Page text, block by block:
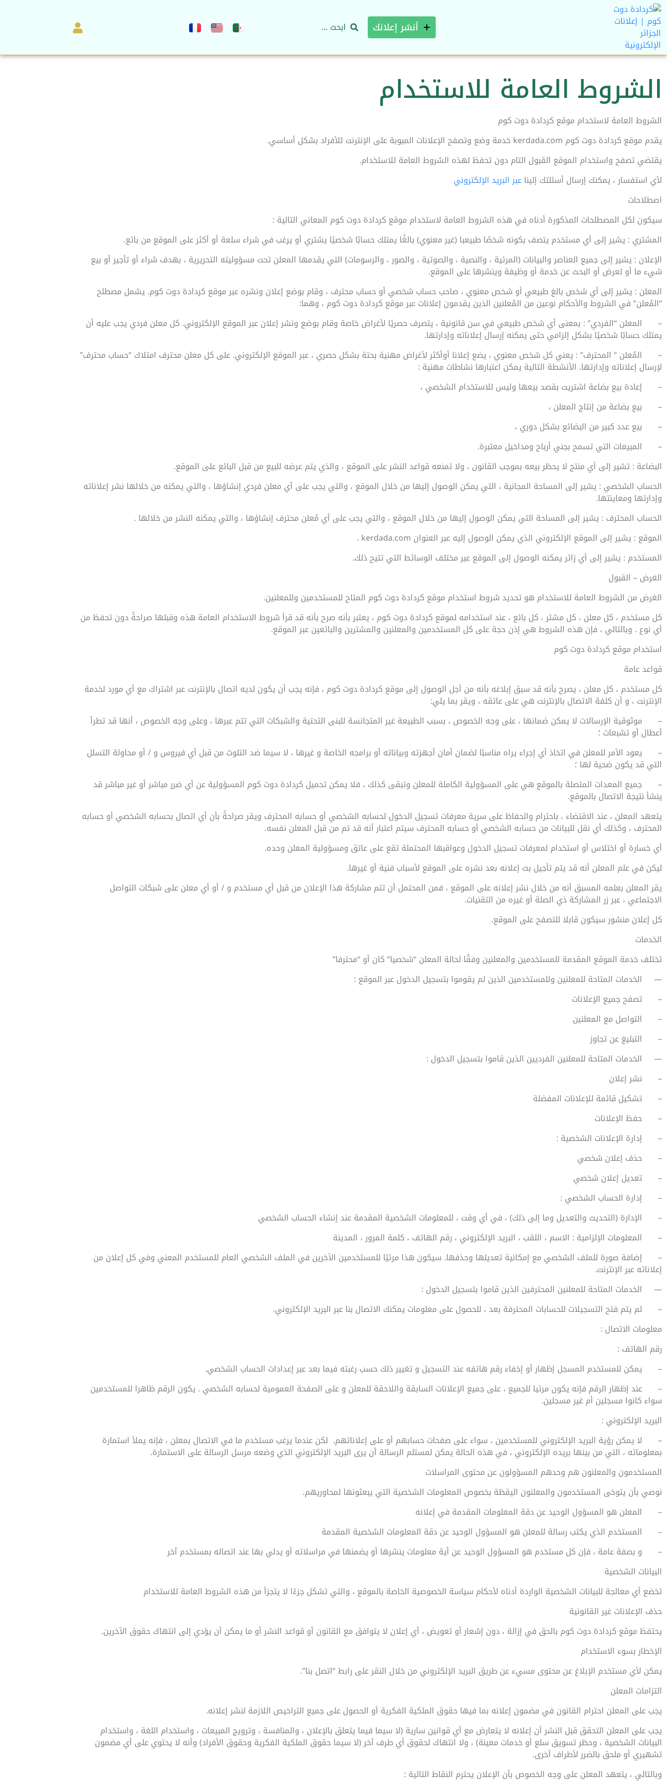
أنشر إعلانك
الشروط العامة للاستخدام
الشروط العامة لاستخدام موقع كردادة دوت كوم
يقدم موقع كردادة دوت كوم kerdada.com خدمة وضع وتصفح الإعلانات المبوبة على الإنترنت للأفراد بشكل أساسي.
يقتضي تصفح واستخدام الموقع القبول التام دون تحفظ لهذه الشروط العامة للاستخدام.
لأي استفسار ، يمكنك إرسال أسئلتك إليناعبر البريد الإلكتروني
اصطلاحات
سيكون لكل المصطلحات المذكورة أدناه في هذه الشروط العامة لاستخدام موقع كردادة دوت كوم المعاني التالية :
المشتري : يشير إلى أي مستخدم يتصف بكونه شخصًا طبيعبا (غير معنوي) بالغًا يمتلك حسابًا شخصيًا يشتري أو يرغب في شراء سلعة أو أكثر على الموقع من بائع.
الإعلان : يشير إلى جميع العناصر والبيانات (المرئية ، والنصية ، والصوتية ، والصور ، والرسومات) التي يقدمها المعلن تحت مسؤوليته التحريرية ، بهدف شراء أو تأجير أو بيع
شيء ما أو لعرض أو البحث عن خدمة أو وظيفة وينشرها على الموقع.
المعلن : يشير إلى أي شخص بالغ طبيعي أو شخص معنوي ، صاحب حساب شخصي أو حساب محترف ، وقام بوضع إعلان ونشره عبر موقع كردادة دوت كوم. يشمل مصطلح
“المُعلن” في الشروط والأحكام نوعين من المُعلنين الذين يقدمون إعلانات عبر موقع كردادة دوت كوم ، وهما:
–
المعلن “الفردي” : بمعنى أي شخص طبيعي في سن قانونية ، يتصرف حصريًا لأغراض خاصة وقام بوضع ونشر إعلان عبر الموقع الإلكتروني. كل معلن فردي يجب عليه أن
يمتلك حسابًا شخصيًا بشكل إلزامي حتى يمكنه إرسال إعلاناته وإدارتها.
–
المُعلن ” المحترف” : يعني كل شخص معنوي ، يضع إعلانا أوأكثر لأغراض مهنية بحتة بشكل حصري ، عبر الموقع الإلكتروني. على كل معلن محترف امتلاك “حساب محترف”
لإرسال إعلاناته وإدارتها. الأنشطة التالية يمكن اعتبارها نشاطات مهنية :
–
إعادة بيع بضاعة اشتريت بقصد بيعها وليس للاستخدام الشخصي ،
–
بيع بضاعة من إنتاج المعلن ،
–
بيع عدد كبير من البضائع بشكل دوري ،
–
المبيعات التي تسمح بجني أرباح ومداخيل معتبرة.
البضاعة : تشير إلى أي منتج لا يحظر بيعه بموجب القانون ، ولا تمنعه قواعد النشر على الموقع ، والذي يتم عرضه للبيع من قبل البائع على الموقع.
الحساب الشخصي : يشير إلى المساحة المجانية ، التي يمكن الوصول إليها من خلال الموقع ، والتي يجب على أي معلن فردي إنشاؤها ، والتي يمكنه من خلالها نشر إعلاناته
وإدارتها ومعاينتها.
الحساب المحترف : يشير إلى المساحة التي يمكن الوصول إليها من خلال الموقع ، والتي يجب على أي مُعلن محترف إنشاؤها ، والتي يمكنه النشر من خلالها .
الموقع : يشير إلى الموقع الإلكتروني الذي يمكن الوصول إليه عبر العنوان kerdada.com .
المستخدم : يشير إلى أي زائر يمكنه الوصول إلى الموقع عبر مختلف الوسائط التي تتيح ذلك.
الغرض – القبول
الغرض من الشروط العامة للاستخدام هو تحديد شروط استخدام موقع كردادة دوت كوم المتاح للمستخدمين وللمعلنين.
كل مستخدم ، كل معلن ، كل مشتر ، كل بائع ، عند استخدامه لموقع كردادة دوت كوم ، يعتبر بأنه صرح بأنه قد قرأ شروط الاستخدام العامة هذه وقبلها صراحةً دون تحفظ من
أي نوع . وبالتالي ، فإن هذه الشروط هي إذن حجة على كل المستخدمين والمعلنين والمشترين والبائعين عبر الموقع.
استخدام موقع كردادة دوت كوم
قواعد عامة
كل مستخدم ، كل معلن ، يصرح بأنه قد سبق إبلاغه بأنه من أجل الوصول إلى موقع كردادة دوت كوم ، فإنه يجب أن يكون لديه اتصال بالإنترنت عبر اشتراك مع أي مورد لخدمة
الإنترنت ، و أن كلفة الاتصال بالإنترنت هي على عاتقه ، ويقر بما يلي:
–
موثوقية الإرسالات لا يمكن ضمانها ، على وجه الخصوص ، بسبب الطبيعة غير المتجانسة للبنى التحتية والشبكات التي تتم عبرها ، وعلى وجه الخصوص ، أنها قد تطرأ
أعطال أو تشبعات ؛
–
يعود الأمر للمعلن في اتخاذ أي إجراء يراه مناسبًا لضمان أمان أجهزته وبياناته أو برامجه الخاصة و غيرها ، لا سيما ضد التلوث من قبل أي فيروس و / أو محاولة التسلل
التي قد يكون ضحية لها ؛
–
جميع المعدات المتصلة بالموقع هي على المسؤولية الكاملة للمعلن وتبقى كذلك ، فلا يمكن تحميل كردادة دوت كوم المسؤولية عن أي ضرر مباشر أو غير مباشر قد
ينشأ نتيجة الاتصال بالموقع.
يتعهد المعلن ، عند الاقتضاء ، باحترام والحفاظ على سرية معرفات تسجيل الدخول لحسابه الشخصي أو حسابه المحترف ويقر صراحةً بأن أي اتصال بحسابه الشخصي أو حسابه
المحترف ، وكذلك أي نقل للبيانات من حسابه الشخصي أو حسابه المحترف سيتم اعتبار أنه قد تم من قبل المعلن نفسه.
أي خسارة أو اختلاس أو استخدام لمعرفات تسجيل الدخول وعواقبها المحتملة تقع على عاتق ومسؤولية المعلن وحده.
ليكن في علم المعلن أنه قد يتم تأجيل بث إعلانه بعد نشره على الموقع لأسباب فنية أو غيرها.
يقر المعلن بعلمه المسبق أنه من خلال نشر إعلانه على الموقع ، فمن المحتمل أن تتم مشاركة هذا الإعلان من قبل أي مستخدم و / أو أي معلن على شبكات التواصل
الاجتماعي ، عبر زر المشاركة ذي الصلة أو غيره من التقنيات.
كل إعلان منشور سيكون قابلا للتصفح على الموقع.
الخدمات
تختلف خدمة الموقع المقدمة للمستخدمين والمعلنين وفقًا لحالة المعلن “شخصيا” كان أو “محترفا”
—
الخدمات المتاحة للمعلنين وللمستخدمين الذين لم يقوموا بتسجيل الدخول عبر الموقع :
–
تصفح جميع الإعلانات
–
التواصل مع المعلنين
–
التبليغ عن تجاوز
—
الخدمات المتاحة للمعلنين الفرديين الذين قاموا بتسجيل الدخول :
–
نشر إعلان
–
تشكيل قائمة للإعلانات المفضلة
–
حفظ الإعلانات
–
إدارة الإعلانات الشخصية :
–
حذف إعلان شخصي
–
تعديل إعلان شخصي
–
إدارة الحساب الشخصي :
–
الإدارة (التحديث والتعديل وما إلى ذلك) ، في أي وقت ، للمعلومات الشخصية المقدمة عند إنشاء الحساب الشخصي
–
المعلومات الإلزامية : الاسم ، اللقب ، البريد الإلكتروني ، رقم الهاتف ، كلمة المرور ، المدينة
–
إضافة صورة للملف الشخصي مع إمكانية تعديلها وحذفها. سيكون هذا مرئيًا للمستخدمين الآخرين في الملف الشخصي العام للمستخدم المعني وفي كل إعلان من
إعلاناته عبر الإنترنت.
—
الخدمات المتاحة للمعلنين المحترفين الذين قاموا بتسجيل الدخول :
–
لم يتم فتح التسجيلات للحسابات المحترفة بعد ، للحصول على معلومات يمكنك الاتصال بنا عبر البريد الإلكتروني.
معلومات الاتصال :
رقم الهاتف :
–
يمكن للمستخدم المسجل إظهار أو إخفاء رقم هاتفه عند التسجيل و تغيير ذلك حسب رغبته فيما بعد عبر إعدادات الحساب الشخصي.
–
عند إظهار الرقم فإنه يكون مرئيا للجميع ، على جميع الإعلانات السابقة واللاحقة للمعلن و على الصفحة العمومية لحسابه الشخصي . يكون الرقم ظاهرا للمستخدمين
سواء كانوا مسجلين أم غير مسجلين.
البريد الإلكتروني :
–
لا يمكن رؤية البريد الإلكتروني للمستخدمين ، سواء على صفحات حسابهم أو على إعلاناتهم. لكن عندما يرغب مستخدم ما في الاتصال بمعلن ، فإنه يملأ استمارة
بمعلوماته ، التي من بينها بريده الإلكتروني ، في هذه الحالة يمكن لمستلم الرسالة أن يرى البريد الإلكتروني الذي وضعه مرسل الرسالة على الاستمارة.
المستخدمون والمعلنون هم وحدهم المسؤولون عن محتوى المراسلات
نوصي بأن يتوخى المستخدمون والمعلنون اليقظة بخصوص المعلومات الشخصية التي يبعثونها لمحاوريهم.
–
المعلن هو المسؤول الوحيد عن دقة المعلومات المقدمة في إعلانه
–
المستخدم الذي يكتب رسالة للمعلن هو المسؤول الوحيد عن دقة المعلومات الشخصية المقدمة
–
و بصفة عامة ، فإن كل مستخدم هو المسؤول الوحيد عن أية معلومات ينشرها أو يضمنها في مراسلاته أو يدلي بها عند اتصاله بمستخدم آخر
البيانات الشخصية
تخضع أي معالجة للبيانات الشخصية الواردة أدناه لأحكام سياسة الخصوصية الخاصة بالموقع ، والتي تشكل جزءًا لا يتجزأ من هذه الشروط العامة للاستخدام
حذف الإعلانات غير القانونية
يحتفظ موقع كردادة دوت كوم بالحق في إزالة ، دون إشعار أو تعويض ، أي إعلان لا يتوافق مع القانون أو قواعد النشر أو ما يمكن أن يؤدي إلى انتهاك حقوق الآخرين.
الإخطار بسوء الاستخدام
يمكن لأي مستخدم الإبلاغ عن محتوى مسيء عن طريق البريد الإلكتروني من خلال النقر على رابط “اتصل بنا”.
التزامات المعلن
يجب على المعلن احترام القانون في مضمون إعلانه بما فيها حقوق الملكية الفكرية أو الحصول على جميع التراخيص اللازمة لنشر إعلانه.
يجب على المعلن التحقق قبل النشر أن إعلانه لا يتعارض مع أي قوانين سارية (لا سيما فيما يتعلق بالإعلان ، والمنافسة ، وترويج المبيعات ، واستخدام اللغة ، واستخدام
البيانات الشخصية ، وحظر تسويق سلع أو خدمات معينة) ، ولا انتهاك لحقوق أي طرف آخر (لا سيما حقوق الملكية الفكرية وحقوق الأفراد) وأنه لا يحتوي على أي مضمون
تشهيري أو ملحق بالضرر لأطراف أخرى.
وبالتالي ، يتعهد المعلن على وجه الخصوص بأن الإعلان يحترم النقاط التالية :